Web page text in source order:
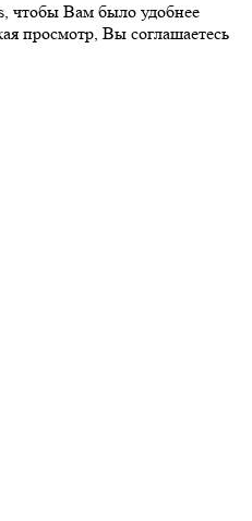
чтобы Вам было удобнее
просмотр, Вы соглашаетесь